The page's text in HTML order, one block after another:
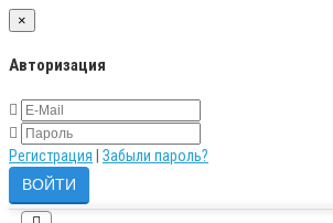
×
Авторизация
Регистрация Забыли пароль?